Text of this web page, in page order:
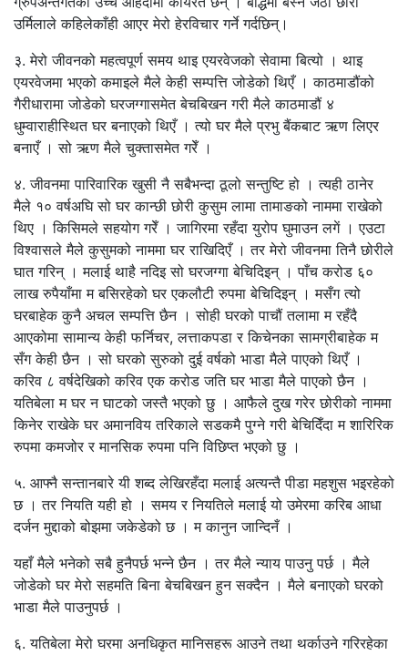
उर्मिलाले कहिलेकाँही आएर मेरो हेरविचार गर्ने गर्दछिन्।
३. मेरो जीवनको महत्वपूर्ण समय थाइ एयरवेजको सेवामा बित्यो । थाइ
एयरवेजमा भएको कमाइले मैले केही सम्पत्ति जोडेको थिएँ । काठमाडौंको
गैरीधारामा जोडेको घरजग्गासमेत बेचबिखन गरी मैले काठमाडौं ४
धुम्वाराहीस्थित घर बनाएको थिएँ । त्यो घर मैले प्रभु बैंकबाट ऋण लिएर
बनाएँ । सो ऋण मैले चुक्तासमेत गरेँ ।
४. जीवनमा पारिवारिक खुसी नै सबैभन्दा ठूलो सन्तुष्टि हो । त्यही ठानेर
मैले १० वर्षअघि सो घर कान्छी छोरी कुसुम लामा तामाङको नाममा राखेको
थिए । किसिमले सहयोग गरेँ । जागिरमा रहँदा युरोप घुमाउन लगें । एउटा
विश्वासले मैले कुसुमको नाममा घर राखिदिएँ । तर मेरो जीवनमा तिनै छोरीले
घात गरिन् । मलाई थाहै नदिइ सो घरजग्गा बेचिदिइन् । पाँच करोड ६०
लाख रुपैयाँमा म बसिरहेको घर एकलौटी रुपमा बेचिदिइन् । मसँग त्यो
घरबाहेक कुनै अचल सम्पत्ति छैन । सोही घरको पाचौं तलामा म रहँदै
आएकोमा सामान्य केही फर्निचर, लत्ताकपडा र किचेनका सामग्रीबाहेक म
सँग केही छैन । सो घरको सुरुको दुई वर्षको भाडा मैले पाएको थिएँ ।
करिव ८ वर्षदेखिको करिव एक करोड जति घर भाडा मैले पाएको छैन ।
यतिबेला म घर न घाटको जस्तै भएको छु । आफैले दुख गरेर छोरीको नाममा
किनेर राखेके घर अमानविय तरिकाले सडकमै पुग्ने गरी बेचिदिँदा म शारिरिक
रुपमा कमजोर र मानसिक रुपमा पनि विछिप्त भएको छु ।
५. आफ्नै सन्तानबारे यी शब्द लेखिरहँदा मलाई अत्यन्तै पीडा महशुस भइरहेको
छ । तर नियति यही हो । समय र नियतिले मलाई यो उमेरमा करिब आधा
दर्जन मुद्दाको बोझमा जकेडेको छ । म कानुन जान्दिनँ ।
यहाँ मैले भनेको सबै हुनैपर्छ भन्ने छैन । तर मैले न्याय पाउनु पर्छ । मैले
जोडेको घर मेरो सहमति बिना बेचबिखन हुन सक्दैन । मैले बनाएको घरको
भाडा मैले पाउनुपर्छ ।
६. यतिबेला मेरो घरमा अनधिकृत मानिसहरू आउने तथा थर्काउने गरिरहेका